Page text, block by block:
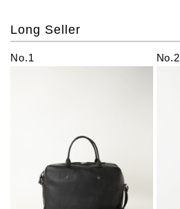
Long Seller
No.1 No.2